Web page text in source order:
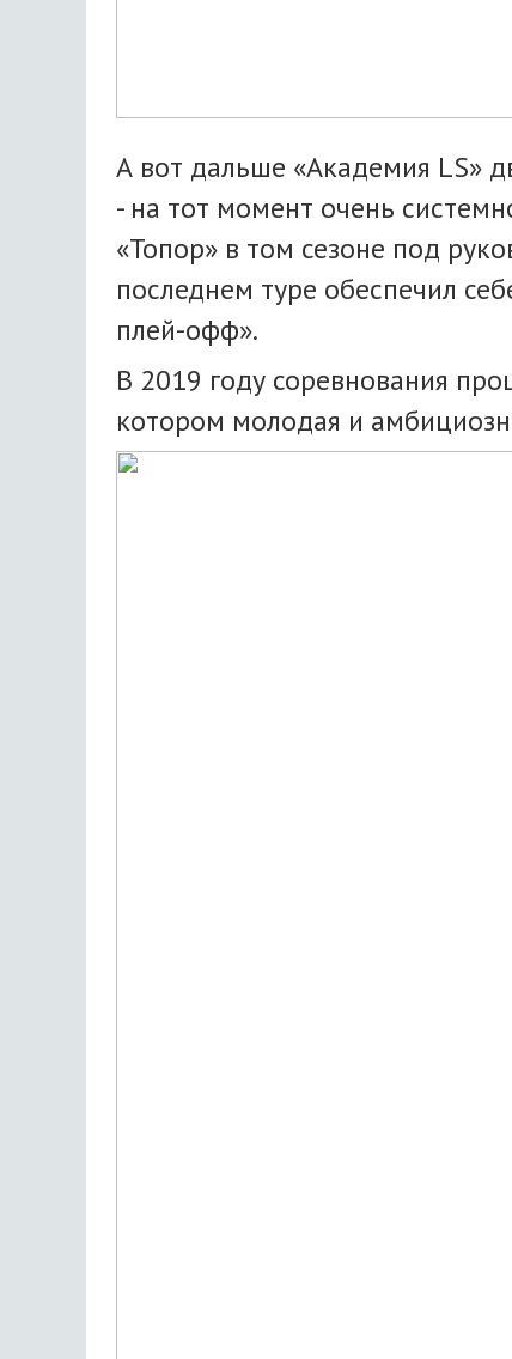
А вот дальше «Академия LS»
- на тот момент очень
«Топор» в том сезоне под
последнем туре обеспечил
плей-офф».
В 2019 году соревнования
котором молодая и